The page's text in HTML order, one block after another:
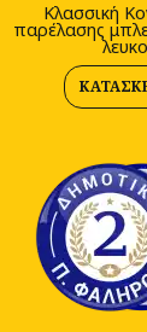
Κλασσική
παρέλασης
λευκο